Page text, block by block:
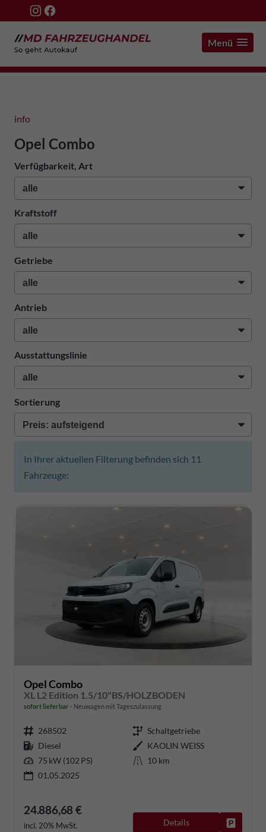
Menü
info
Opel Combo
Verfügbarkeit, Art
Kraftstoff
Getriebe
Antrieb
Ausstattungslinie
Sortierung
In Ihrer aktuellen Filterung befinden sich 11
Fahrzeuge:
Opel Combo
XL L2 Edition 1.5/10"BS/HOLZBODEN
sofort lieferbar Neuwagen mit Tageszulassung
268502
Schaltgetriebe
Diesel
KAOLIN WEISS
75 kW (102 PS)
10 km
01.05.2025
24.886,68 €
incl. 20% MwSt.
Details